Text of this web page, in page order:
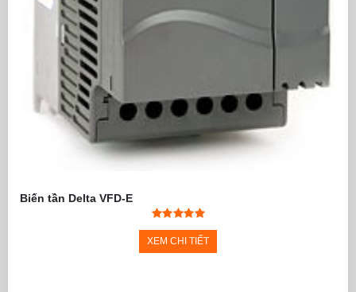
Biến tần Delta VFD-E
XEM CHI TIẾT